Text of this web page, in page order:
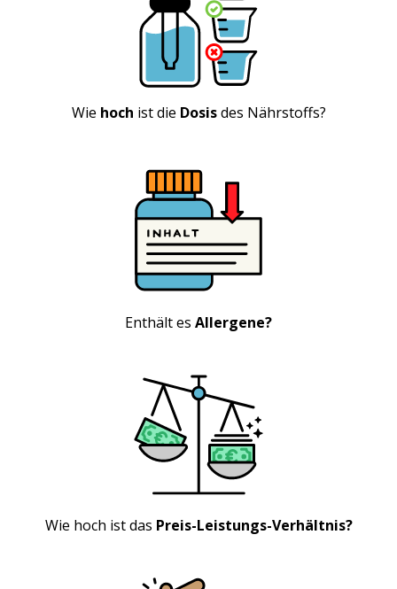
Wie hoch ist die Dosisdes Nährstoffs?
Enthält es Allergene?
Wie hoch ist das Preis-Leistungs-Verhältnis?